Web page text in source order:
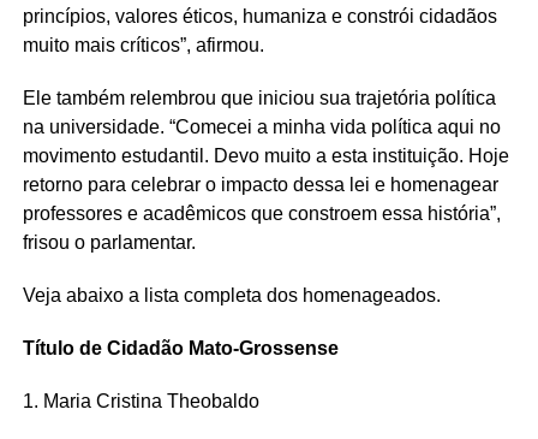
princípios, valores éticos, humaniza e constrói cidadãos
muito mais críticos”, afirmou.
Ele também relembrou que iniciou sua trajetória política
na universidade. “Comecei a minha vida política aqui no
movimento estudantil. Devo muito a esta instituição. Hoje
retorno para celebrar o impacto dessa lei e homenagear
professores e acadêmicos que constroem essa história”,
frisou o parlamentar.
Veja abaixo a lista completa dos homenageados.
Título de Cidadão Mato-Grossense
1. Maria Cristina Theobaldo